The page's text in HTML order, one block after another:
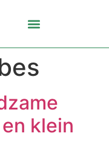
klein